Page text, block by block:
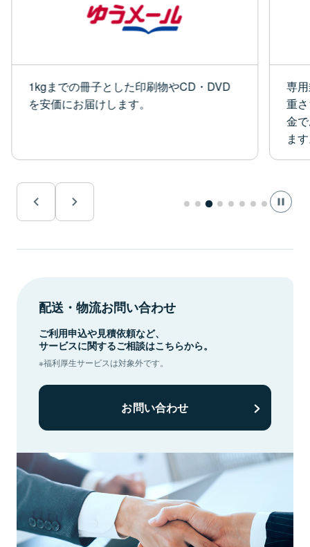
1kgまでの冊子とした印刷物やCD・DVD
を安価にお届けします。
専
重
金
ま
配送・物流お問い合わせ
ご利用申込や見積依頼など、
サービスに関するご相談はこちらから。
※福利厚生サービスは対象外です。
お問い合わせ